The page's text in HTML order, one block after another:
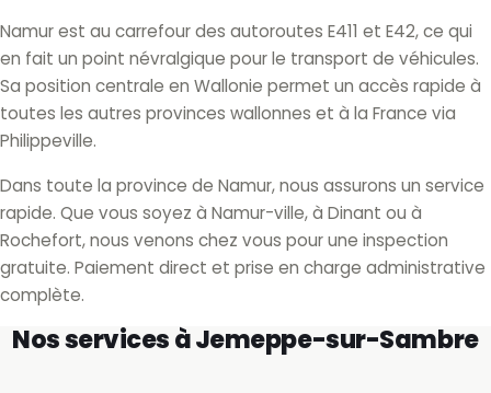
Namur est au carrefour des autoroutes E411 et E42, ce qui
en fait un point névralgique pour le transport de véhicules.
Sa position centrale en Wallonie permet un accès rapide à
toutes les autres provinces wallonnes et à la France via
Philippeville.
Dans toute la province de Namur, nous assurons un service
rapide. Que vous soyez à Namur-ville, à Dinant ou à
Rochefort, nous venons chez vous pour une inspection
gratuite. Paiement direct et prise en charge administrative
complète.
Nos services à Jemeppe-sur-Sambre